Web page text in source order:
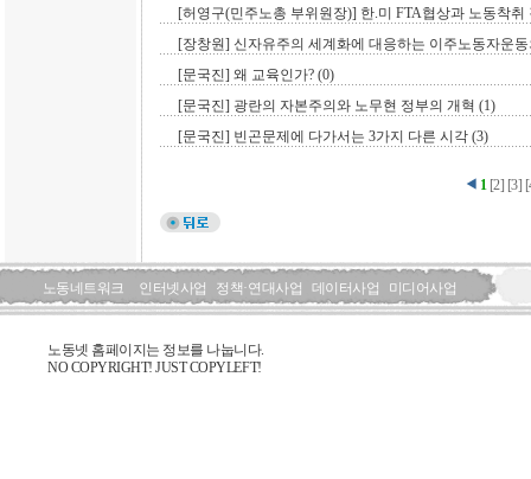
[허영구(민주노총 부위원장)] 한.미 FTA협상과 노동착취
[장창원] 신자유주의 세계화에 대응하는 이주노동자운
[문국진] 왜 교육인가? (0)
[문국진] 광란의 자본주의와 노무현 정부의 개혁 (1)
[문국진] 빈곤문제에 다가서는 3가지 다른 시각 (3)
1 [2] [3] [
노동네트워크 인터넷사업 정책·연대사업 데이터사업 미디어사업
노동넷 홈페이지는 정보를 나눕니다.
NO COPYRIGHT! JUST COPYLEFT!